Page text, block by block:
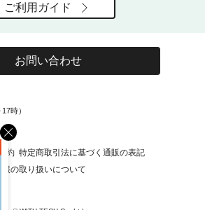
×
ご利用ガイド
お問い合わせ
時）
約 特定商取引法に基づく通販の表記
報の取り扱いについて